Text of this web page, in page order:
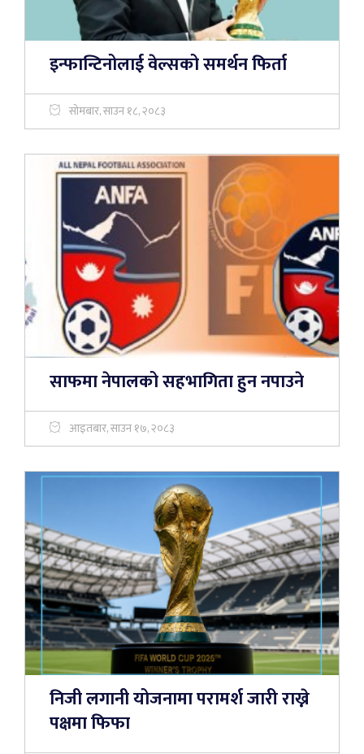
इन्फान्टिनोलाई वेल्सको समर्थन फिर्ता
सोमबार, साउन १८, २०८३
साफमा नेपालको सहभागिता हुन नपाउने
आइतबार, साउन १७, २०८३
निजी लगानी योजनामा परामर्श जारी राख्ने
पक्षमा फिफा